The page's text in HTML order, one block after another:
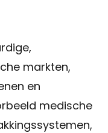
markten,
en
medische